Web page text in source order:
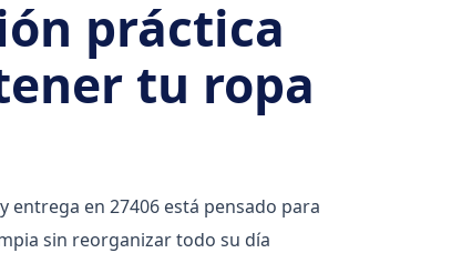
práctica
tu ropa
entrega en 27406 está pensado para
sin reorganizar todo su día